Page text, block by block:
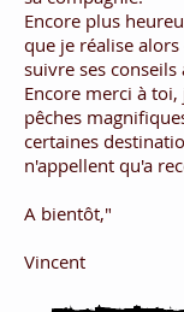
Encore plus
que je réalise
suivre ses conseils
Encore merci à
pêches
certaines
n'appellent qu'a
A bientôt,"
Vincent